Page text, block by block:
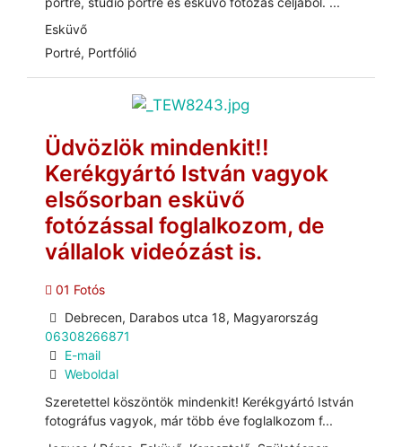
Esküvő
Portré, Portfólió
Üdvözlök mindenkit!!
Kerékgyártó István vagyok
elsősorban esküvő
fotózással foglalkozom, de
vállalok videózást is.
01 Fotós
Debrecen, Darabos utca 18, Magyarország
06308266871
E-mail
Weboldal
Szeretettel köszöntök mindenkit! Kerékgyártó István
fotográfus vagyok, már több éve foglalkozom f...